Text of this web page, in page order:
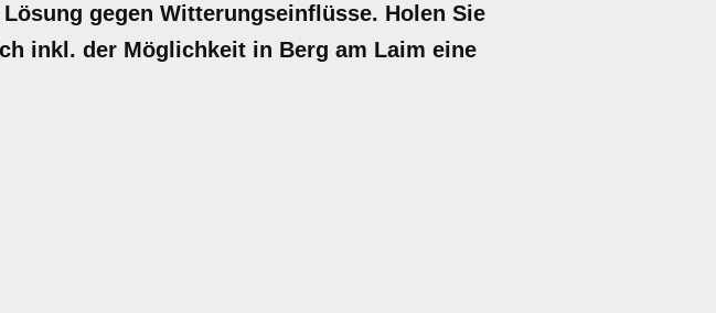
gegen Witterungseinflüsse. Holen Sie
inkl. der Möglichkeit in Berg am Laim eine